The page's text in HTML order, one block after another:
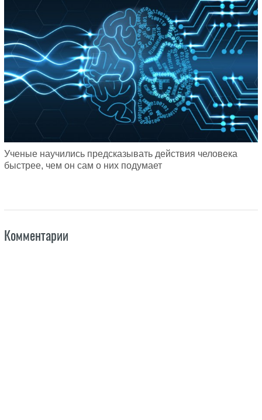
Ученые научились предсказывать действия человека
быстрее, чем он сам о них подумает
Комментарии